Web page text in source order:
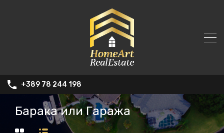
+389 78 244 198
Барака или Гаража